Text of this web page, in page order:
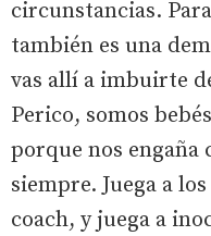
circunstancias.
también es una
vas allí a imbuirte
Perico, somos
porque nos engaña
siempre. Juega a
coach, y juega a